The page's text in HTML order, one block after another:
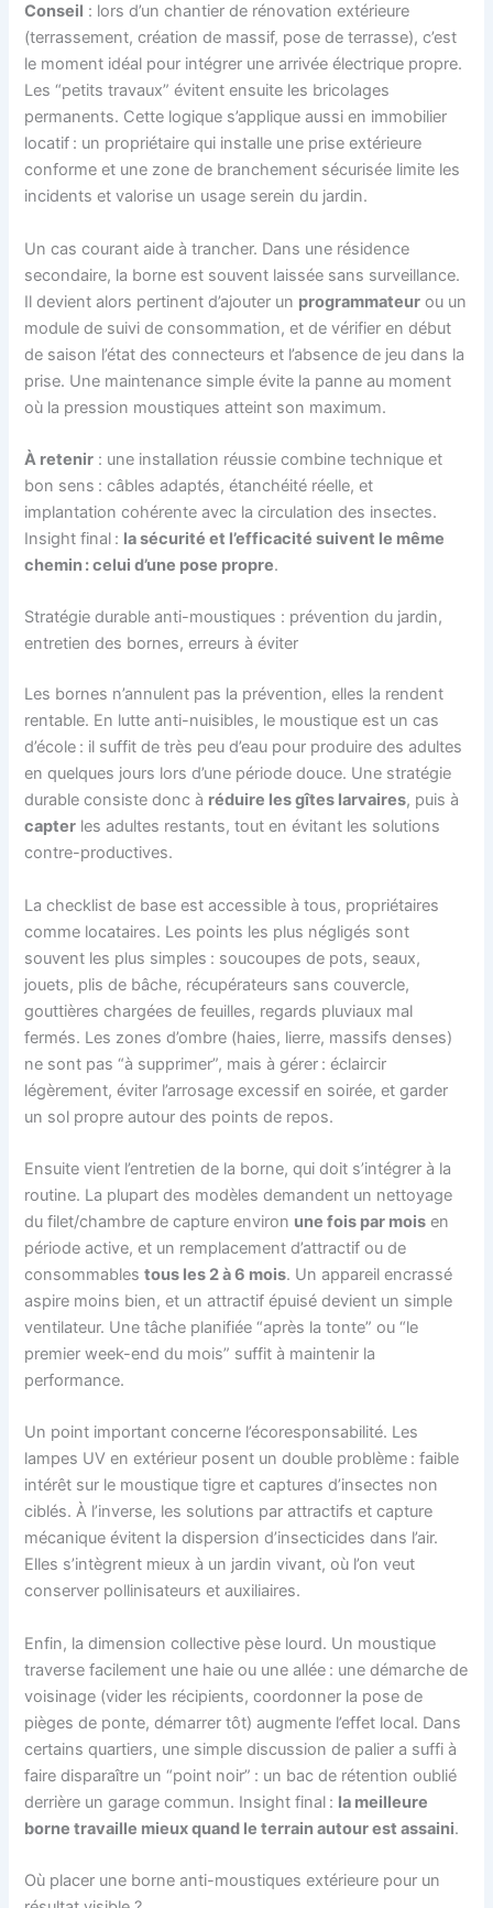
Conseil : lors d’un chantier de rénovation extérieure
(terrassement, création de massif, pose de terrasse), c’est
le moment idéal pour intégrer une arrivée électrique propre.
Les “petits travaux” évitent ensuite les bricolages
permanents. Cette logique s’applique aussi en immobilier
locatif : un propriétaire qui installe une prise extérieure
conforme et une zone de branchement sécurisée limite les
incidents et valorise un usage serein du jardin.
Un cas courant aide à trancher. Dans une résidence
secondaire, la borne est souvent laissée sans surveillance.
Il devient alors pertinent d’ajouter un programmateur ou un
module de suivi de consommation, et de vérifier en début
de saison l’état des connecteurs et l’absence de jeu dans la
prise. Une maintenance simple évite la panne au moment
où la pression moustiques atteint son maximum.
À retenir : une installation réussie combine technique et
bon sens : câbles adaptés, étanchéité réelle, et
implantation cohérente avec la circulation des insectes.
Insight final : la sécurité et l’efficacité suivent le même
chemin : celui d’une pose propre.
Stratégie durable anti-moustiques : prévention du jardin,
entretien des bornes, erreurs à éviter
Les bornes n’annulent pas la prévention, elles la rendent
rentable. En lutte anti-nuisibles, le moustique est un cas
d’école : il suffit de très peu d’eau pour produire des adultes
en quelques jours lors d’une période douce. Une stratégie
durable consiste donc à réduire les gîtes larvaires, puis à
capter les adultes restants, tout en évitant les solutions
contre-productives.
La checklist de base est accessible à tous, propriétaires
comme locataires. Les points les plus négligés sont
souvent les plus simples : soucoupes de pots, seaux,
jouets, plis de bâche, récupérateurs sans couvercle,
gouttières chargées de feuilles, regards pluviaux mal
fermés. Les zones d’ombre (haies, lierre, massifs denses)
ne sont pas “à supprimer”, mais à gérer : éclaircir
légèrement, éviter l’arrosage excessif en soirée, et garder
un sol propre autour des points de repos.
Ensuite vient l’entretien de la borne, qui doit s’intégrer à la
routine. La plupart des modèles demandent un nettoyage
du filet/chambre de capture environ une fois par mois en
période active, et un remplacement d’attractif ou de
consommablestous les 2 à 6 mois. Un appareil encrassé
aspire moins bien, et un attractif épuisé devient un simple
ventilateur. Une tâche planifiée “après la tonte” ou “le
premier week-end du mois” suffit à maintenir la
performance.
Un point important concerne l’écoresponsabilité. Les
lampes UV en extérieur posent un double problème : faible
intérêt sur le moustique tigre et captures d’insectes non
ciblés. À l’inverse, les solutions par attractifs et capture
mécanique évitent la dispersion d’insecticides dans l’air.
Elles s’intègrent mieux à un jardin vivant, où l’on veut
conserver pollinisateurs et auxiliaires.
Enfin, la dimension collective pèse lourd. Un moustique
traverse facilement une haie ou une allée : une démarche de
voisinage (vider les récipients, coordonner la pose de
pièges de ponte, démarrer tôt) augmente l’effet local. Dans
certains quartiers, une simple discussion de palier a suffi à
faire disparaître un “point noir” : un bac de rétention oublié
derrière un garage commun. Insight final : la meilleure
borne travaille mieux quand le terrain autour est assaini.
Où placer une borne anti-moustiques extérieure pour un